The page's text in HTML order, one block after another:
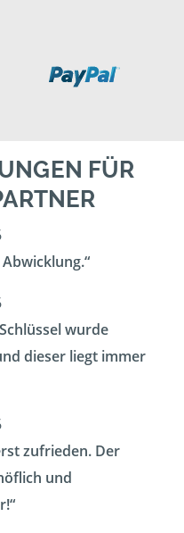
FÜR
wurde
dieser liegt immer
zufrieden. Der
und